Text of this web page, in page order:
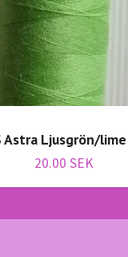
Astra Ljusgrön/
20.00 SEK